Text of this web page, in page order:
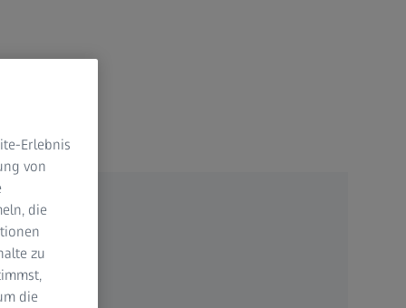
Erlebnis
von
die
zu
die